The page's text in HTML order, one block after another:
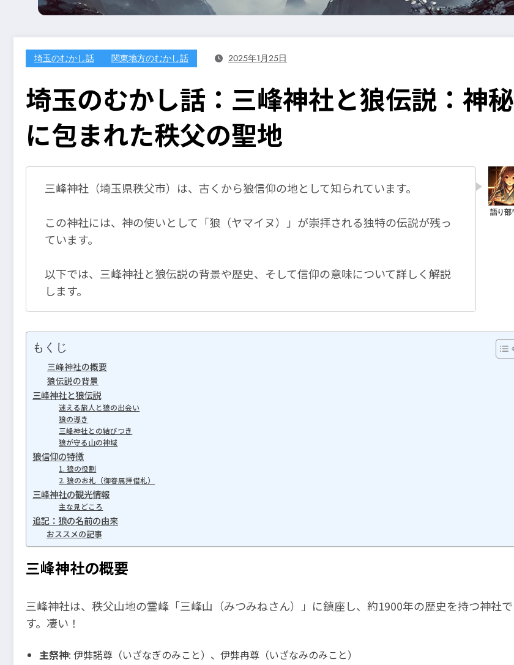
埼玉のむかし話 関東地方のむかし話 2025年1月25日
埼玉のむかし話：三峰神社と狼伝説：神秘
に包まれた秩父の聖地
三峰神社（埼玉県秩父市）は、古くから狼信仰の地として知られています。
この神社には、神の使いとして「狼（ヤマイヌ）」が崇拝される独特の伝説が残っ
ています。
以下では、三峰神社と狼伝説の背景や歴史、そして信仰の意味について詳しく解説
します。
もくじ
三峰神社の概要
狼伝説の背景
三峰神社と狼伝説
迷える旅人と狼の出会い
狼の導き
三峰神社との結びつき
狼が守る山の神域
狼信仰の特徴
1. 狼の役割
2. 狼のお札（御眷属拝借札）
三峰神社の観光情報
主な見どころ
追記：狼の名前の由来
おススメの記事
三峰神社の概要
三峰神社は、秩父山地の霊峰「三峰山（みつみねさん）」に鎮座し、約1900年の歴史を持つ神社で
す。凄い！
主祭神: 伊弉諾尊（いざなぎのみこと）、伊弉冉尊（いざなみのみこと）